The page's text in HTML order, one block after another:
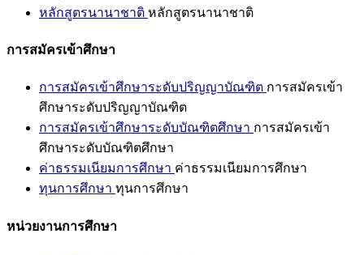
หลักสูตรนานาชาติ หลักสูตรนานาชาติ
การสมัครเข้าศึกษา
การสมัครเข้าศึกษาระดับปริญญาบัณฑิต การสมัครเข้า
ศึกษาระดับปริญญาบัณฑิต
การสมัครเข้าศึกษาระดับบัณฑิตศึกษา การสมัครเข้า
ศึกษาระดับบัณฑิตศึกษา
ค่าธรรมเนียมการศึกษา ค่าธรรมเนียมการศึกษา
ทุนการศึกษา ทุนการศึกษา
หน่วยงานการศึกษา